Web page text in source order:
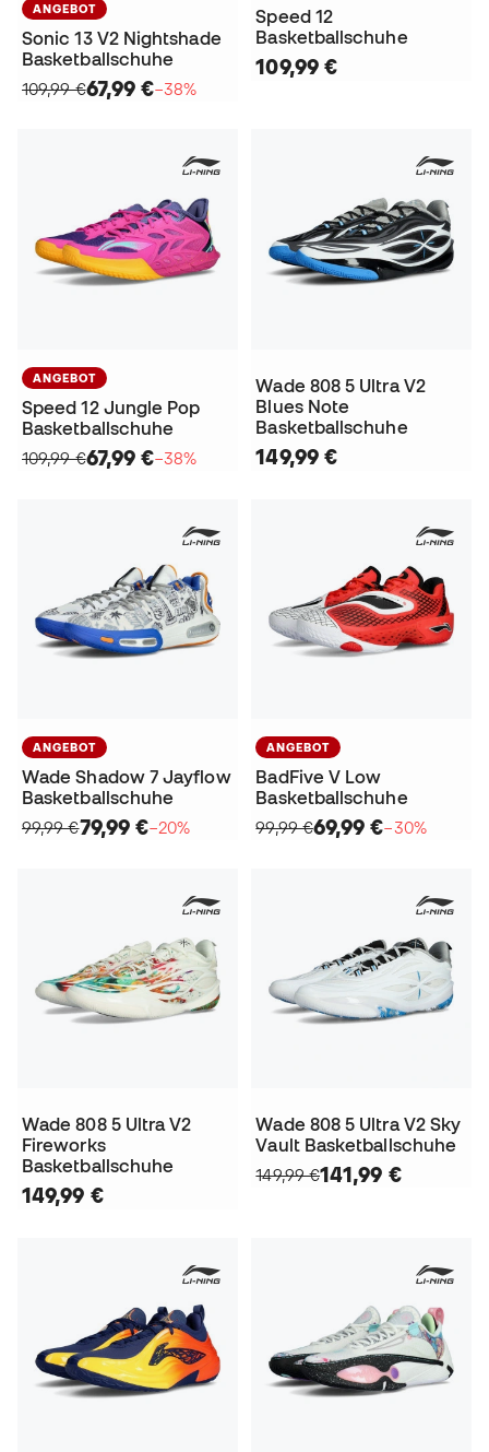
ANGEBOT
Sonic 13 V2 Nightshade
Basketballschuhe
109,99 €67,99 €−38%
Speed 12
Basketballschuhe
109,99 €
ANGEBOT
Speed 12 Jungle Pop
Basketballschuhe
109,99 €67,99 €−38%
Wade 808 5 Ultra V2
Blues Note
Basketballschuhe
149,99 €
ANGEBOT
Wade Shadow 7 Jayflow
Basketballschuhe
99,99 €79,99 €−20%
ANGEBOT
BadFive V Low
Basketballschuhe
99,99 €69,99 €−30%
Wade 808 5 Ultra V2
Fireworks
Basketballschuhe
149,99 €
Wade 808 5 Ultra V2 Sky
Vault Basketballschuhe
149,99 €141,99 €